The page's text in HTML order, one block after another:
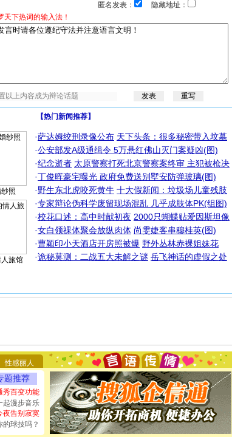
匿名发表：
隐藏地址：
下热词的输入法！
照
旅馆
【热门新闻推荐】
·萨达姆绞刑录像公布 天下头条：很多秘密带入坟墓
·公安部发A级通缉令 5万悬红佛山灭门案疑凶(图)
·纪念逝者 太原警察打死北京警察案终审 主犯被枪决
·丁俊晖豪宅曝光 政府免费送别墅安防弹玻璃(图)
·野生东北虎咬死黄牛 十大假新闻：垃圾场儿童残肢
·专家辩论伪科学废留现场混乱 几乎成肢体PK(组图)
·校花口述：高中时献初夜 2000只蝴蝶贴爱因斯坦像
·女白领祼体聚会放纵肉体 尚雯婕客串穆桂英(图)
·曹颖印小天酒店开房照被爆 野外丛林赤裸姐妹花
·诡秘莫测：二战五大未解之谜 岳飞神话的虚假之处
性感丽人
题推荐
秀百变功能
起漫步音乐
夜告别寂寞
的球技吗？
[圣诞节]不只这样的日子才会想起你,而是这样的日子才
能正大光明地骚扰你,告诉你,圣诞要快乐!新年要快乐!天天
都要快乐噢!
[圣诞节]奉上一颗祝福的心,在这个特别的日子里,愿幸福,
如意,快乐,鲜花,一切美好的祝愿与你同在.圣诞快乐!
[元旦]看到你我会触电；看不到你我要充电；没有你我会
断电。爱你是我职业，想你是我事业，抱你是我特长，吻
你是我专业！水晶之恋祝你新年快乐
[元旦]如果上天让我许三个愿望，一是今生今世和你在一